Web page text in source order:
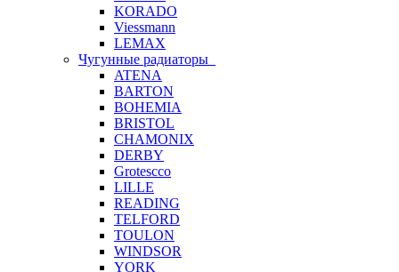
KORADO
Viessmann
LEMAX
Чугунные радиаторы
ATENA
BARTON
BOHEMIA
BRISTOL
CHAMONIX
DERBY
Grotescco
LILLE
READING
TELFORD
TOULON
WINDSOR
YORK